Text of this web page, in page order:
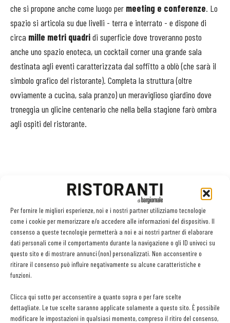
Per fornire le migliori esperienze, noi e i nostri partner utilizziamo tecnologie
come i cookie per memorizzare e/o accedere alle informazioni del dispositivo. Il
consenso a queste tecnologie permetterà a noi e ai nostri partner di elaborare
dati personali come il comportamento durante la navigazione o gli ID univoci su
questo sito e di mostrare annunci (non) personalizzati. Non acconsentire o
ritirare il consenso può influire negativamente su alcune caratteristiche e
funzioni.
Clicca qui sotto per acconsentire a quanto sopra o per fare scelte
dettagliate. Le tue scelte saranno applicate solamente a questo sito. È possibile
modificare le impostazioni in qualsiasi momento, compreso il ritiro del consenso,
che si propone anche come luogo per meeting e conferenze. Lo
spazio si articola su due livelli - terra e interrato - e dispone di
circa mille metri quadridi superficie dove troveranno posto
anche uno spazio enoteca, un cocktail corner una grande sala
destinata agli eventi caratterizzata dal soffitto a oblò (che sarà il
simbolo grafico del ristorante). Completa la struttura (oltre
ovviamente a cucina, sala pranzo) un meraviglioso giardino dove
troneggia un glicine centenario che nella bella stagione farò ombra
agli ospiti del ristorante.
alla stampa del cantiere del ristorante
Facebook Twitter
LEGGI ANCHE